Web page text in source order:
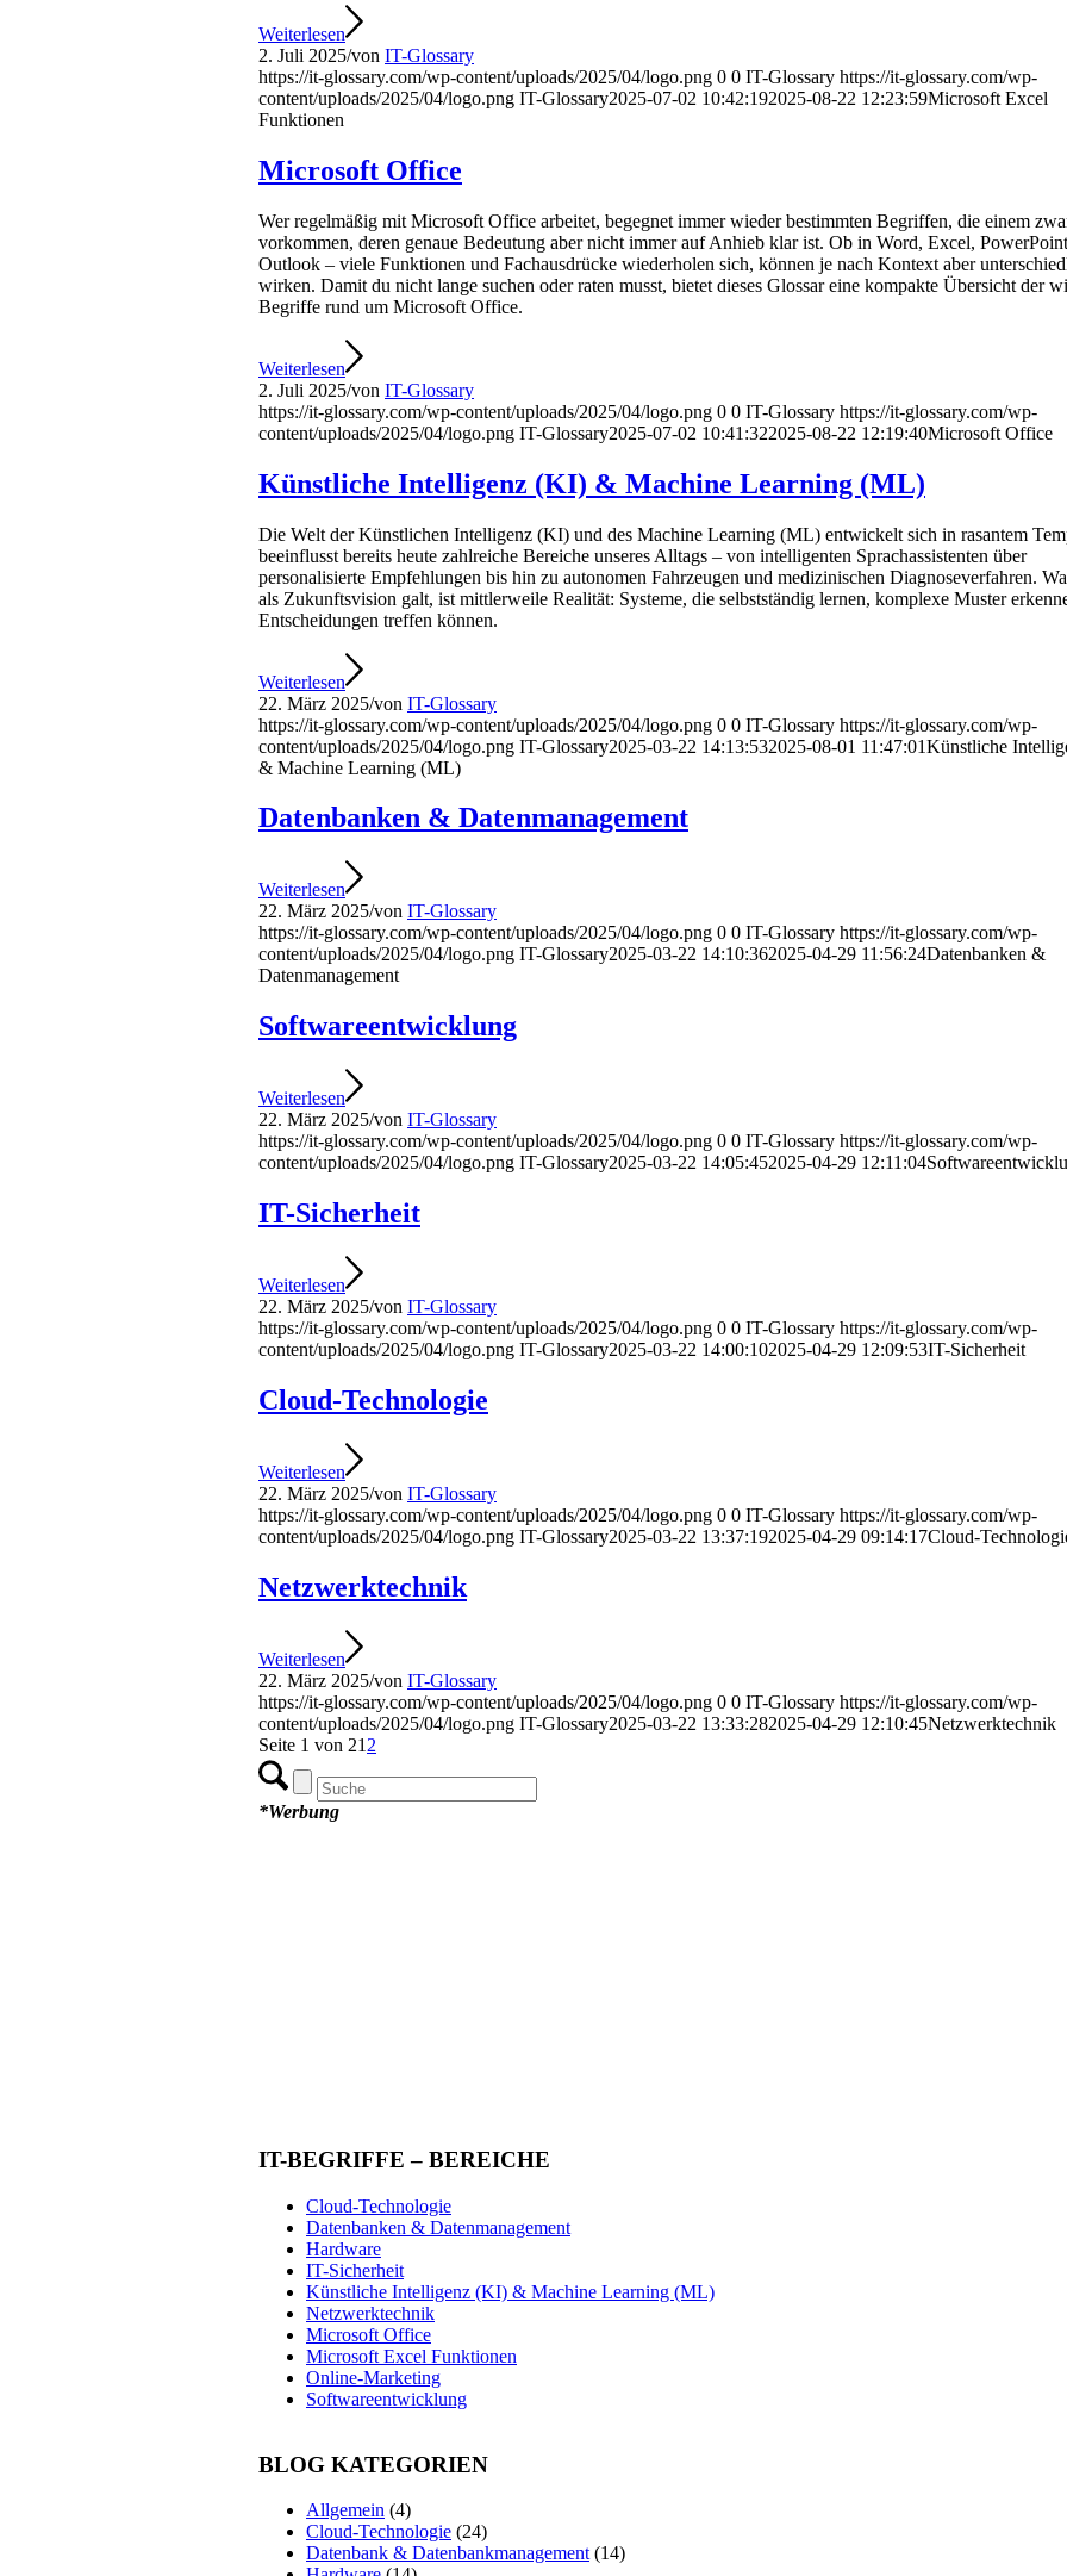
Weiterlesen
2. Juli 2025/von IT-Glossary
https://it-glossary.com/wp-content/uploads/2025/04/logo.png 0 0 IT-Glossary https://it-glossary.com/wp-
content/uploads/2025/04/logo.png IT-Glossary2025-07-02 10:42:192025-08-22 12:23:59Microsoft Excel
Funktionen
Microsoft Office
Wer regelmäßig mit Microsoft Office arbeitet, begegnet immer wieder bestimmten Begriffen, die einem
vorkommen, deren genaue Bedeutung aber nicht immer auf Anhieb klar ist. Ob in Word, Excel,
Outlook – viele Funktionen und Fachausdrücke wiederholen sich, können je nach Kontext aber
wirken. Damit du nicht lange suchen oder raten musst, bietet dieses Glossar eine kompakte Übersicht der
Begriffe rund um Microsoft Office.
Weiterlesen
2. Juli 2025/von IT-Glossary
https://it-glossary.com/wp-content/uploads/2025/04/logo.png 0 0 IT-Glossary https://it-glossary.com/wp-
content/uploads/2025/04/logo.png IT-Glossary2025-07-02 10:41:322025-08-22 12:19:40Microsoft Office
Künstliche Intelligenz (KI) & Machine Learning (ML)
Die Welt der Künstlichen Intelligenz (KI) und des Machine Learning (ML) entwickelt sich in rasantem
beeinflusst bereits heute zahlreiche Bereiche unseres Alltags – von intelligenten Sprachassistenten über
personalisierte Empfehlungen bis hin zu autonomen Fahrzeugen und medizinischen Diagnoseverfahren.
als Zukunftsvision galt, ist mittlerweile Realität: Systeme, die selbstständig lernen, komplexe Muster
Entscheidungen treffen können.
Weiterlesen
22. März 2025/von IT-Glossary
https://it-glossary.com/wp-content/uploads/2025/04/logo.png 0 0 IT-Glossary https://it-glossary.com/wp-
content/uploads/2025/04/logo.png IT-Glossary2025-03-22 14:13:532025-08-01 11:47:01Künstliche
& Machine Learning (ML)
Datenbanken & Datenmanagement
Weiterlesen
22. März 2025/von IT-Glossary
https://it-glossary.com/wp-content/uploads/2025/04/logo.png 0 0 IT-Glossary https://it-glossary.com/wp-
content/uploads/2025/04/logo.png IT-Glossary2025-03-22 14:10:362025-04-29 11:56:24Datenbanken &
Datenmanagement
Softwareentwicklung
Weiterlesen
22. März 2025/von IT-Glossary
https://it-glossary.com/wp-content/uploads/2025/04/logo.png 0 0 IT-Glossary https://it-glossary.com/wp-
content/uploads/2025/04/logo.png IT-Glossary2025-03-22 14:05:452025-04-29 12:11:04
IT-Sicherheit
Weiterlesen
22. März 2025/von IT-Glossary
https://it-glossary.com/wp-content/uploads/2025/04/logo.png 0 0 IT-Glossary https://it-glossary.com/wp-
content/uploads/2025/04/logo.png IT-Glossary2025-03-22 14:00:102025-04-29 12:09:53IT-Sicherheit
Cloud-Technologie
Weiterlesen
22. März 2025/von IT-Glossary
https://it-glossary.com/wp-content/uploads/2025/04/logo.png 0 0 IT-Glossary https://it-glossary.com/wp-
content/uploads/2025/04/logo.png IT-Glossary2025-03-22 13:37:192025-04-29 09:14:17Cloud-
Netzwerktechnik
Weiterlesen
22. März 2025/von IT-Glossary
https://it-glossary.com/wp-content/uploads/2025/04/logo.png 0 0 IT-Glossary https://it-glossary.com/wp-
content/uploads/2025/04/logo.png IT-Glossary2025-03-22 13:33:282025-04-29 12:10:45Netzwerktechnik
Seite 1 von 21 2
*Werbung
IT-BEGRIFFE – BEREICHE
Cloud-Technologie
Datenbanken & Datenmanagement
Hardware
IT-Sicherheit
Künstliche Intelligenz (KI) & Machine Learning (ML)
Netzwerktechnik
Microsoft Office
Microsoft Excel Funktionen
Online-Marketing
Softwareentwicklung
BLOG KATEGORIEN
Allgemein (4)
Cloud-Technologie (24)
Datenbank & Datenbankmanagement(14)